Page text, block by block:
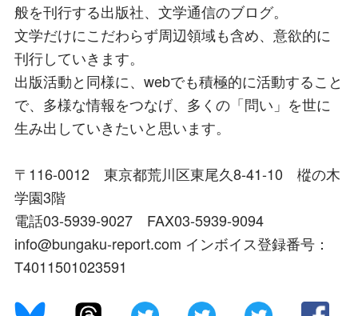
般を刊行する出版社、文学通信のブログ。
文学だけにこだわらず周辺領域も含め、意欲的に
刊行していきます。
出版活動と同様に、webでも積極的に活動すること
で、多様な情報をつなげ、多くの「問い」を世に
生み出していきたいと思います。
〒116-0012 東京都荒川区東尾久8-41-10 樅の木
学園3階
電話03-5939-9027 FAX03-5939-9094
info@bungaku-report.com インボイス登録番号：
T4011501023591